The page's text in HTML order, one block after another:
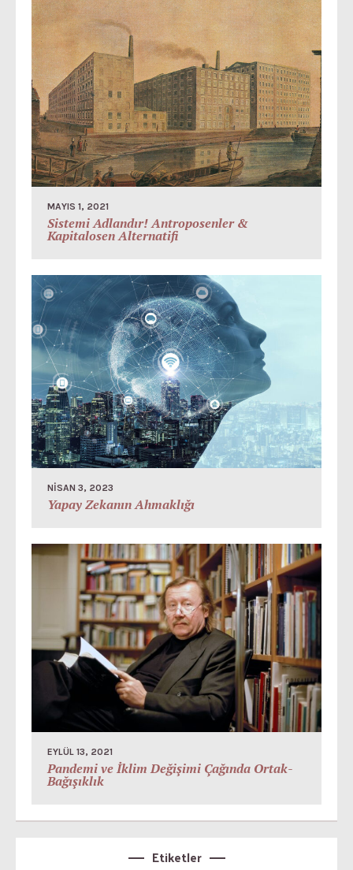
MAYIS 1, 2021
Sistemi Adlandır! Antroposenler &
Kapitalosen Alternatifi
NISAN 3, 2023
Yapay Zekanın Ahmaklığı
EYLÜL 13, 2021
Pandemi ve İklim Değişimi Çağında Ortak-
Bağışıklık
Etiketler